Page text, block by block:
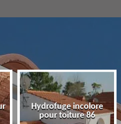
Hydrofuge incolore
pour toiture 86